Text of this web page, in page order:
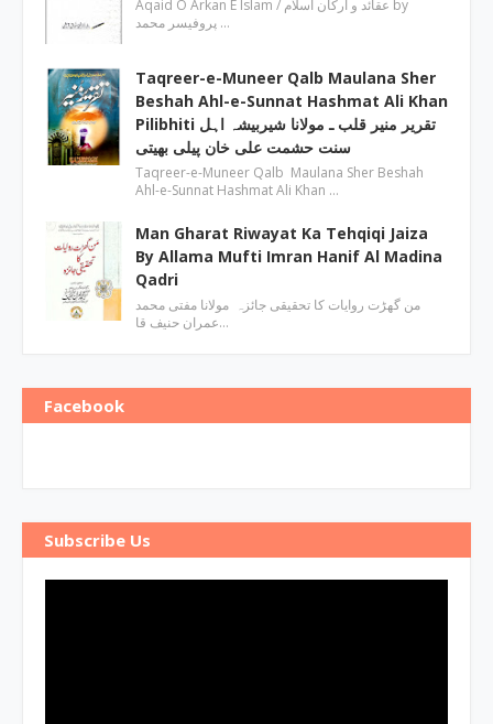
Aqaid O Arkan E Islam / عقائد و ارکان اسلام by
پروفیسر محمد …
Taqreer-e-Muneer Qalb Maulana Sher
Beshah Ahl-e-Sunnat Hashmat Ali Khan
Pilibhiti تقریر منیر قلب ـ مولانا شیربیشہ اہل
سنت حشمت علی خان پیلی بھیتی
Taqreer-e-Muneer Qalb Maulana Sher Beshah
Ahl-e-Sunnat Hashmat Ali Khan …
Man Gharat Riwayat Ka Tehqiqi Jaiza
By Allama Mufti Imran Hanif Al Madina
Qadri
من گھڑت روایات کا تحقیقی جائزہ مولانا مفتی محمد
عمران حنیف قا…
Facebook
Subscribe Us